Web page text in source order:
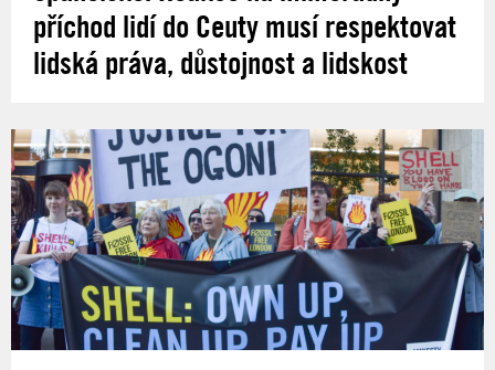
příchod lidí do Ceuty musí respektovat
lidská práva, důstojnost a lidskost